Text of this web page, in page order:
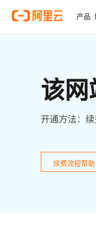
产品
该
开通方法：
续费流程帮助